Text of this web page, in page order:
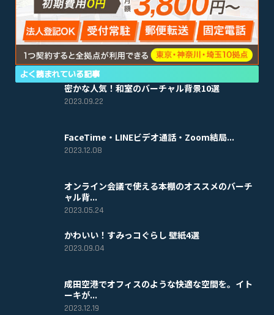
よく読まれている記事
密かな人気！和室のバーチャル背景10選
2023.09.22
FaceTime・LINEビデオ通話・Zoom結局...
2023.12.08
オンライン会議で使える本棚のオススメのバーチ
ャル背...
2023.05.24
かわいい！すみっコぐらし 壁紙4選
2023.09.04
成田空港でオフィスのような快適な空間を。イト
ーキが...
2023.12.19